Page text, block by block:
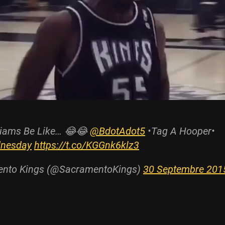
Be Like… 😂😂@BdotAdot5 •Tag A Hooper•
https://t.co/KGGnk6klz3
Kings (@SacramentoKings) 30 Septembre